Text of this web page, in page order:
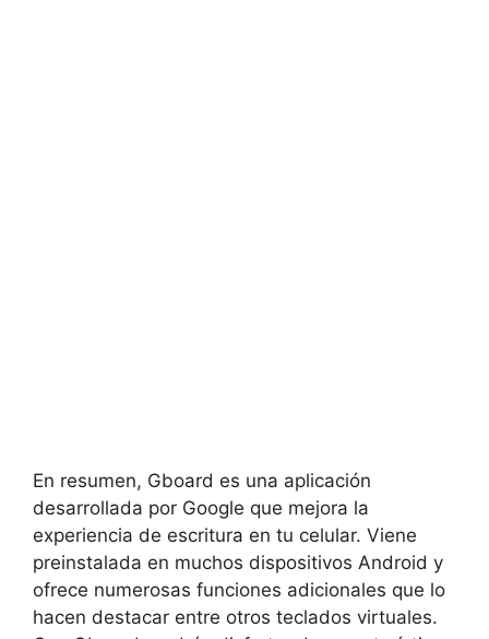
En resumen, Gboard ‍es una aplicación
desarrollada por Google ‍que mejora la
experiencia de escritura en tu celular. Viene
preinstalada ⁣en ‌muchos dispositivos​ Android y
ofrece numerosas ⁣funciones adicionales que lo
hacen destacar​ entre otros‌ teclados ⁣virtuales.